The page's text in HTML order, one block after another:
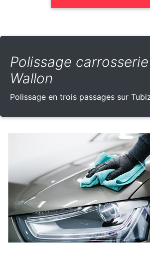
Polissage
Wallon
Polissage en trois passages sur